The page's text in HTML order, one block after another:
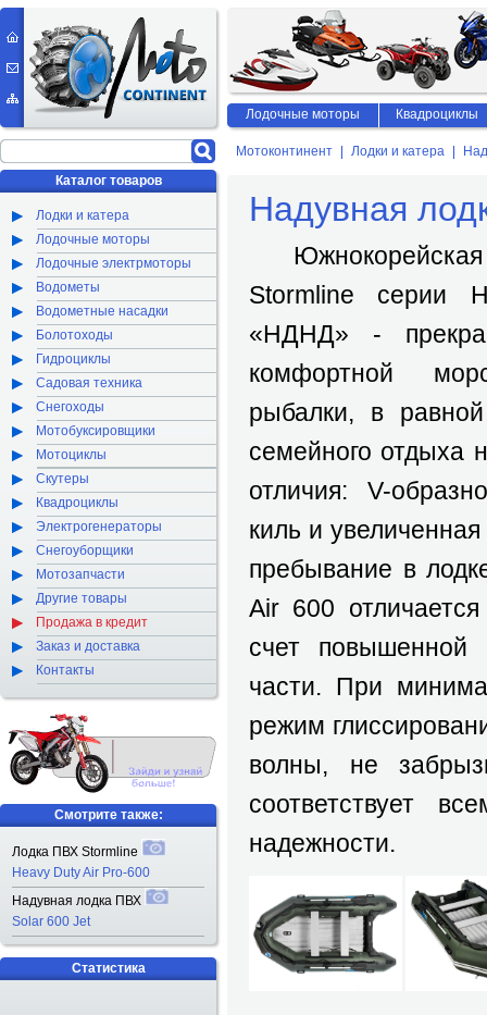
Мотоконтинент Лодки и катера
Надувная
Южнокорейская
Stormline серии
«НДНД» -
комфортной
рыбалки, в
семейного отдыха
отличия: V-
киль и
пребывание в
Air 600
счет повышенной
части. При
режим
волны, не
соответствует
надежности.
Каталог товаров
Лодки и катера
Лодочные моторы
Лодочные электрмоторы
Водометы
Водометные насадки
Болотоходы
Гидроциклы
Садовая техника
Снегоходы
Мотобуксировщики
Мотоциклы
Скутеры
Квадроциклы
Электрогенераторы
Снегоуборщики
Мотозапчасти
Другие товары
Продажа в кредит
Заказ и доставка
Контакты
Смотрите также:
Лодка ПВХ Stormline
Heavy Duty Air Pro-600
Надувная лодка ПВХ
Solar 600 Jet
Статистика
Лодочные моторы Квадроциклы